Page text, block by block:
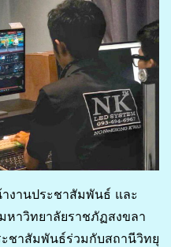
งานประชาสัมพันธ์ และ
หาวิทยาลัยราชภัฏสงขลา
ะชาสัมพันธ์ร่วมกับสถานีวิทยุ